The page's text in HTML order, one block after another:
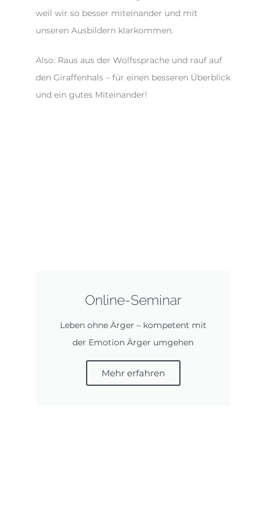
weil wir so besser miteinander und mit
unseren Ausbildern klarkommen.
Also: Raus aus der Wolfssprache und rauf auf
den Giraffenhals – für einen besseren Überblick
und ein gutes Miteinander!
Online-Seminar
Leben ohne Ärger – kompetent mit
der Emotion Ärger umgehen
Mehr erfahren